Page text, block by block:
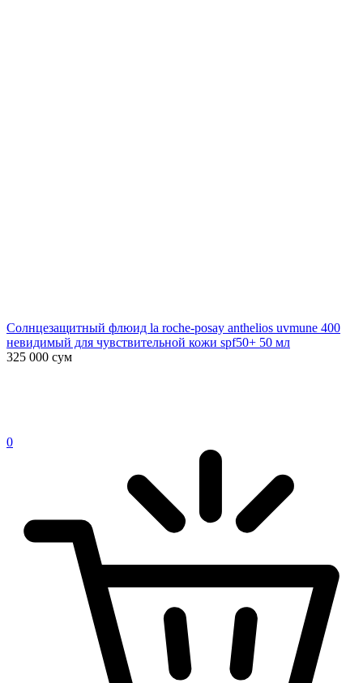
Солнцезащитный флюид la roche-posay anthelios uvmune 400
невидимый для чувствительной кожи spf50+ 50 мл
325 000 сум
0